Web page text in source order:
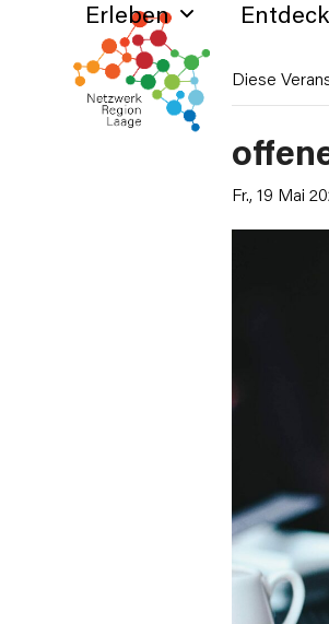
Erleben
Diese
Fr., 19 Mai